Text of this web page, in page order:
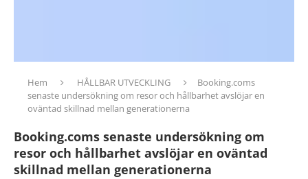
Hem HÅLLBAR UTVECKLING
Booking.coms
senaste undersökning om resor och hållbarhet avslöjar en
oväntad skillnad mellan generationerna
Booking.coms senaste undersökning om
resor och hållbarhet avslöjar en oväntad
skillnad mellan generationerna